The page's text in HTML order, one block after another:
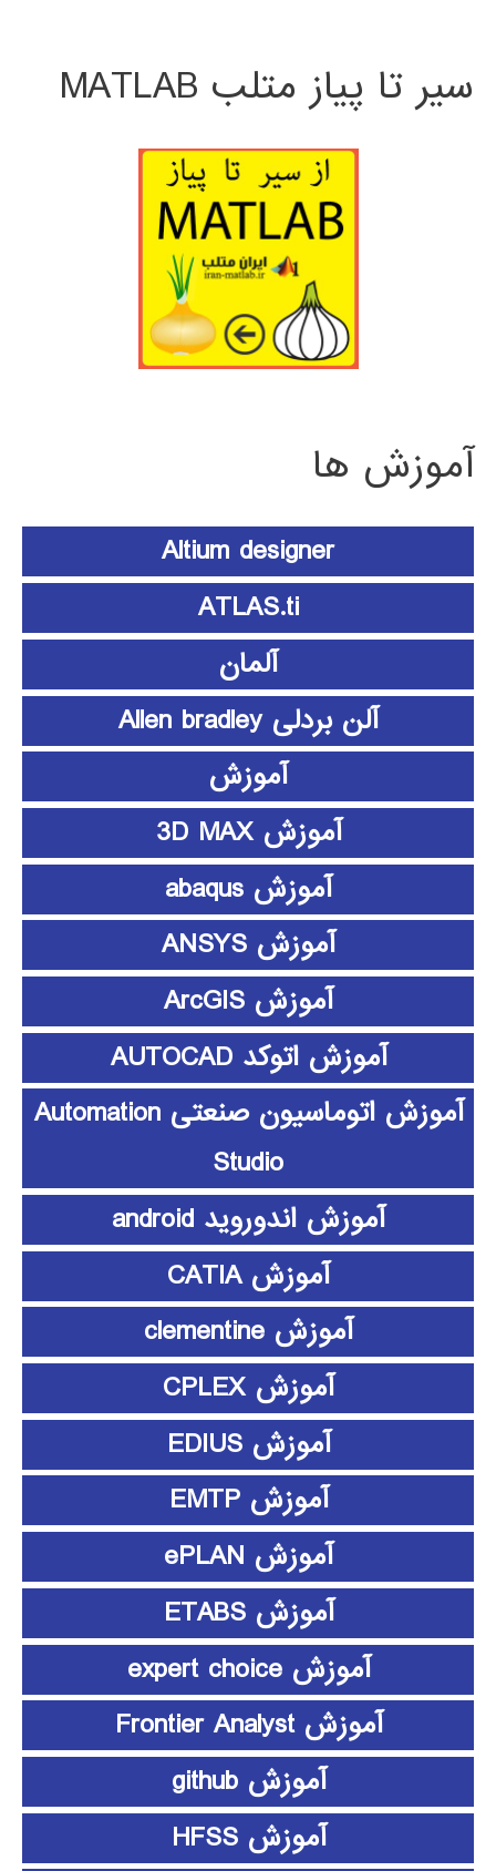
سیر تا پیاز متلب MATLAB
آموزش ها
Altium designer
ATLAS.ti
آلمان
آلن بردلی Allen bradley
آموزش
آموزش 3D MAX
آموزش abaqus
آموزش ANSYS
آموزش ArcGIS
آموزش اتوکد AUTOCAD
آموزش اتوماسیون صنعتی Automation
Studio
آموزش اندوروید android
آموزش CATIA
آموزش clementine
آموزش CPLEX
آموزش EDIUS
آموزش EMTP
آموزش ePLAN
آموزش ETABS
آموزش expert choice
آموزش Frontier Analyst
آموزش github
آموزش HFSS